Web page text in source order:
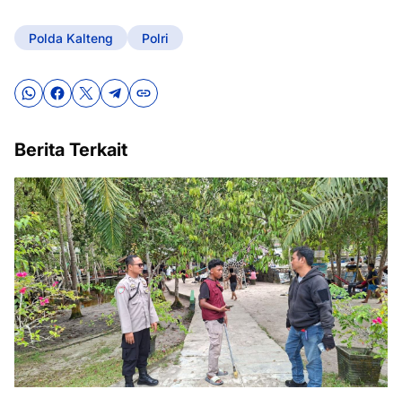
Polda Kalteng Polri
Berita Terkait